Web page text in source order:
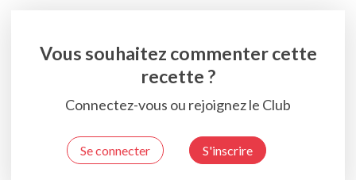
Vous souhaitez commenter cette
recette ?
Connectez-vous ou rejoignez le Club
Se connecter S'inscrire